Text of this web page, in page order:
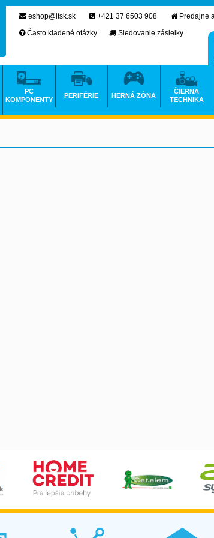
eshop@itsk.sk +421 37 6503 908
Predajne
Často kladené otázky
Sledovanie zásielky
PC
KOMPONENTY
PERIFÉRIE HERNÁ ZÓNA
ČIERNA
TECHNIKA